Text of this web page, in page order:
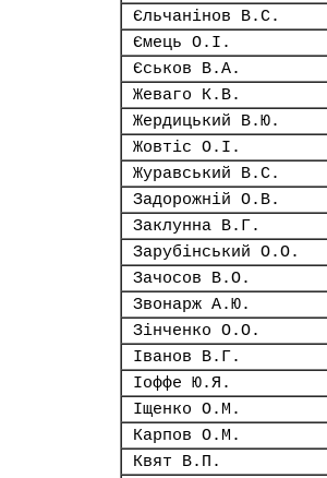
Єльчанінов В.С.
Ємець О.І.
Єськов В.А.
Жеваго К.В.
Жердицький В.Ю.
Жовтіс О.І.
Журавський В.С.
Задорожній О.В.
Заклунна В.Г.
Зарубінський О.О.
Зачосов В.О.
Звонарж А.Ю.
Зінченко О.О.
Іванов В.Г.
Іоффе Ю.Я.
Іщенко О.М.
Карпов О.М.
Квят В.П.